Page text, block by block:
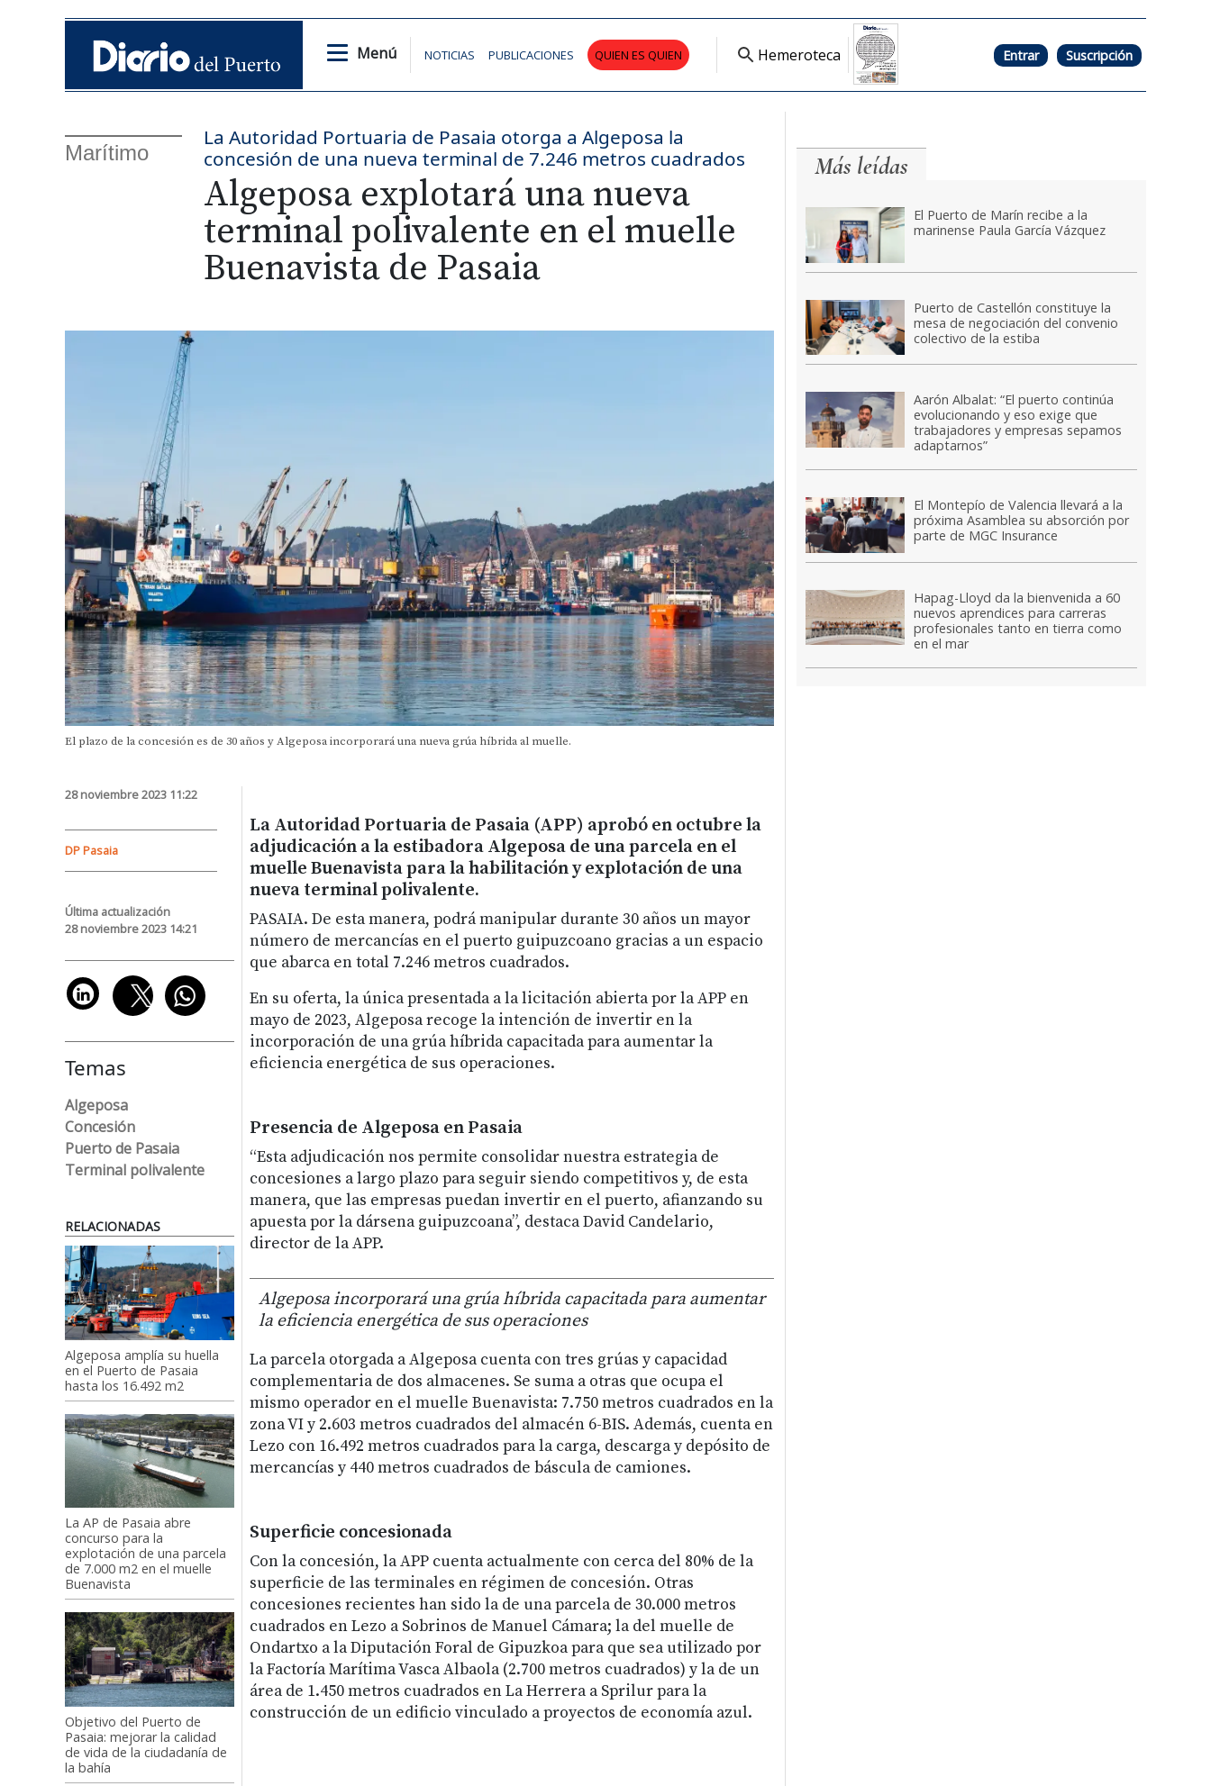
Menú NOTICIAS PUBLICACIONES QUIEN ES QUIEN Hemeroteca Entrar Suscripción
Marítimo
La Autoridad Portuaria de Pasaia otorga a Algeposa la
concesión de una nueva terminal de 7.246 metros cuadrados
Algeposa explotará una nueva
terminal polivalente en el muelle
Buenavista de Pasaia
El plazo de la concesión es de 30 años y Algeposa incorporará una nueva grúa híbrida al muelle.
28 noviembre 2023 11:22
DP Pasaia
Última actualización
28 noviembre 2023 14:21
Temas
Algeposa
Concesión
Puerto de Pasaia
Terminal polivalente
RELACIONADAS
Algeposa amplía su huella
en el Puerto de Pasaia
hasta los 16.492 m2
La AP de Pasaia abre
concurso para la
explotación de una parcela
de 7.000 m2 en el muelle
Buenavista
Objetivo del Puerto de
Pasaia: mejorar la calidad
de vida de la ciudadanía de
la bahía
La Autoridad Portuaria de Pasaia (APP) aprobó en octubre la
adjudicación a la estibadora Algeposa de una parcela en el
muelle Buenavista para la habilitación y explotación de una
nueva terminal polivalente.
PASAIA. De esta manera, podrá manipular durante 30 años un mayor
número de mercancías en el puerto guipuzcoano gracias a un espacio
que abarca en total 7.246 metros cuadrados.
En su oferta, la única presentada a la licitación abierta por la APP en
mayo de 2023, Algeposa recoge la intención de invertir en la
incorporación de una grúa híbrida capacitada para aumentar la
eficiencia energética de sus operaciones.
Presencia de Algeposa en Pasaia
“Esta adjudicación nos permite consolidar nuestra estrategia de
concesiones a largo plazo para seguir siendo competitivos y, de esta
manera, que las empresas puedan invertir en el puerto, afianzando su
apuesta por la dársena guipuzcoana”, destaca David Candelario,
director de la APP.
Algeposa incorporará una grúa híbrida capacitada para aumentar
la eficiencia energética de sus operaciones
La parcela otorgada a Algeposa cuenta con tres grúas y capacidad
complementaria de dos almacenes. Se suma a otras que ocupa el
mismo operador en el muelle Buenavista: 7.750 metros cuadrados en la
zona VI y 2.603 metros cuadrados del almacén 6-BIS. Además, cuenta en
Lezo con 16.492 metros cuadrados para la carga, descarga y depósito de
mercancías y 440 metros cuadrados de báscula de camiones.
Superficie concesionada
Con la concesión, la APP cuenta actualmente con cerca del 80% de la
superficie de las terminales en régimen de concesión. Otras
concesiones recientes han sido la de una parcela de 30.000 metros
cuadrados en Lezo a Sobrinos de Manuel Cámara; la del muelle de
Ondartxo a la Diputación Foral de Gipuzkoa para que sea utilizado por
la Factoría Marítima Vasca Albaola (2.700 metros cuadrados) y la de un
área de 1.450 metros cuadrados en La Herrera a Sprilur para la
construcción de un edificio vinculado a proyectos de economía azul.
Más leídas
El Puerto de Marín recibe a la
marinense Paula García Vázquez
Puerto de Castellón constituye la
mesa de negociación del convenio
colectivo de la estiba
Aarón Albalat: “El puerto continúa
evolucionando y eso exige que
trabajadores y empresas sepamos
adaptarnos”
El Montepío de Valencia llevará a la
próxima Asamblea su absorción por
parte de MGC Insurance
Hapag-Lloyd da la bienvenida a 60
nuevos aprendices para carreras
profesionales tanto en tierra como
en el mar